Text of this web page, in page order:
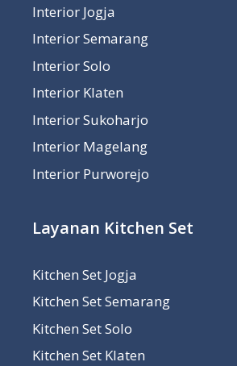
Interior Jogja
Interior Semarang
Interior Solo
Interior Klaten
Interior Sukoharjo
Interior Magelang
Interior Purworejo
Layanan Kitchen Set
Kitchen Set Jogja
Kitchen Set Semarang
Kitchen Set Solo
Kitchen Set Klaten